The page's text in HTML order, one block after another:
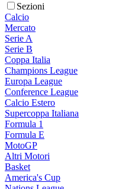
Sezioni
Calcio
Mercato
Serie A
Serie B
Coppa Italia
Champions League
Europa League
Conference League
Calcio Estero
Supercoppa Italiana
Formula 1
Formula E
MotoGP
Altri Motori
Basket
America's Cup